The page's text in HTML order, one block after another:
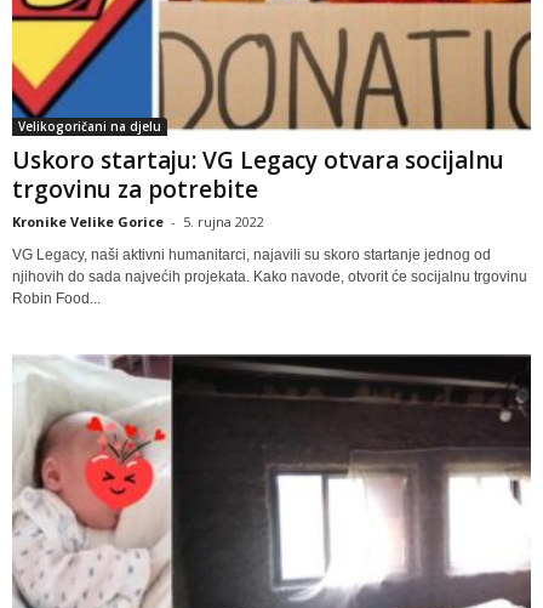
Velikogoričani na djelu
Uskoro startaju: VG Legacy otvara socijalnu
trgovinu za potrebite
Kronike Velike Gorice - 5. rujna 2022
VG Legacy, naši aktivni humanitarci, najavili su skoro startanje jednog od
njihovih do sada najvećih projekata. Kako navode, otvorit će socijalnu trgovinu
Robin Food...